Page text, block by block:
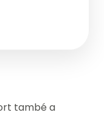
també a